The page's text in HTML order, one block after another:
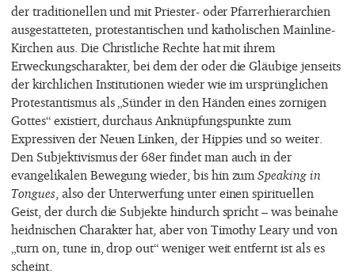
der traditionellen und mit Priester- oder Pfarrerhierarchien
ausgestatteten, protestantischen und katholischen Mainline-
Kirchen aus. Die Christliche Rechte hat mit ihrem
Erweckungscharakter, bei dem der oder die Gläubige jenseits
der kirchlichen Institutionen wieder wie im ursprünglichen
Protestantismus als „Sünder in den Händen eines zornigen
Gottes“ existiert, durchaus Anknüpfungspunkte zum
Expressiven der Neuen Linken, der Hippies und so weiter.
Den Subjektivismus der 68er findet man auch in der
evangelikalen Bewegung wieder, bis hin zumSpeaking in
Tongues , also der Unterwerfung unter einen spirituellen
Geist, der durch die Subjekte hindurch spricht – was beinahe
heidnischen Charakter hat, aber von Timothy Leary und von
„turn on, tune in, drop out“ weniger weit entfernt ist als es
scheint.